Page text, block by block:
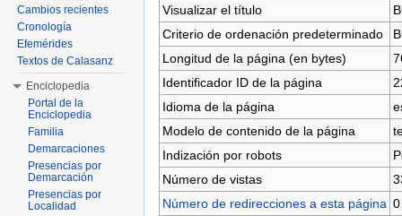
Visualizar el título
Criterio de ordenación predeterminado
Longitud de la página (en bytes)
Identificador ID de la página
Idioma de la página
Modelo de contenido de la página
Indización por robots
Número de vistas
Número de redirecciones a esta página 0
Cambios recientes
Cronología
Efemérides
Textos de Calasanz
Enciclopedia
Portal de la
Enciclopedia
Familia
Demarcaciones
Presencias por
Demarcación
Presencias por
Localidad